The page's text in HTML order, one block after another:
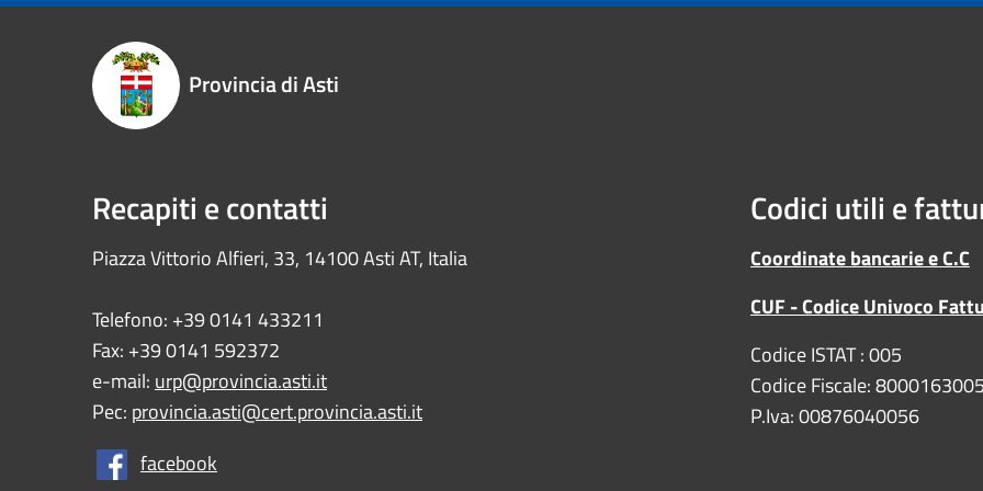
Provincia di Asti
Recapiti e contatti
Piazza Vittorio Alfieri, 33, 14100 Asti AT, Italia
Telefono: +39 0141 433211
Fax: +39 0141 592372
e-mail:urp@provincia.asti.it
Pec: provincia.asti@cert.provincia.asti.it
facebook
Codici utili e
Coordinate bancarie e C.C
CUF - Codice Univoco
Codice ISTAT : 005
Codice Fiscale:
P.Iva: 00876040056